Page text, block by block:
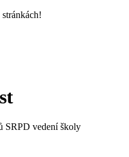
SRPD vedení školy